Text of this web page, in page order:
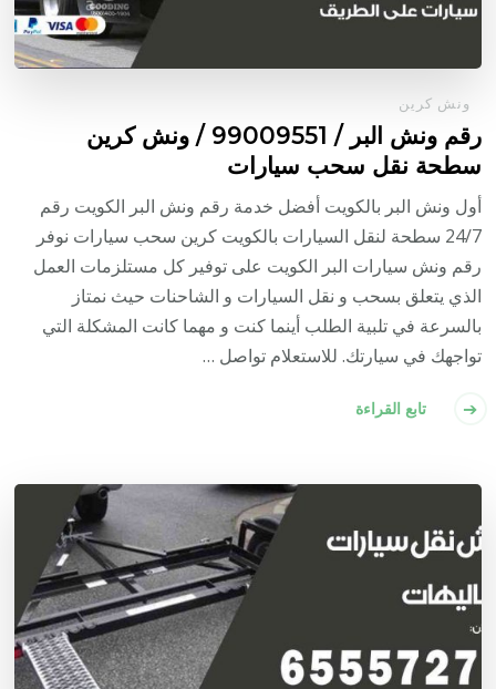
ونش كرين
رقم ونش البر / 99009551‬ / ونش كرين
سطحة نقل سحب سيارات
أول ونش البر بالكويت أفضل خدمة رقم ونش البر الكويت رقم
24/7 سطحة لنقل السيارات بالكويت كرين سحب سيارات نوفر
رقم ونش سيارات البر الكويت على توفير كل مستلزمات العمل
الذي يتعلق بسحب و نقل السيارات و الشاحنات حيث نمتاز
بالسرعة في تلبية الطلب أينما كنت و مهما كانت المشكلة التي
تواجهك في سيارتك. للاستعلام تواصل …
تابع القراءة